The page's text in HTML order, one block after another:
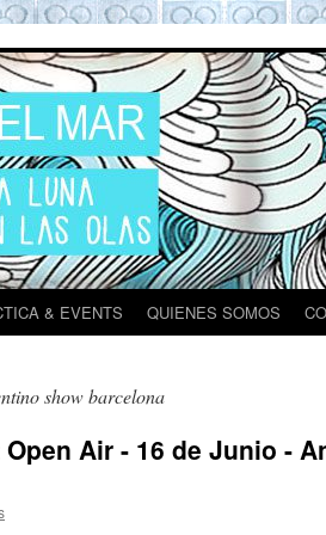
& EVENTS QUIENES SOMOS
show barcelona
Air - 16 de Junio -